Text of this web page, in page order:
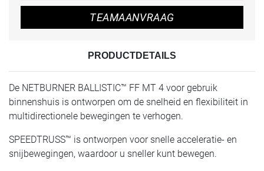
TEAMAANVRAAG
PRODUCTDETAILS
De NETBURNER BALLISTIC™ FF MT 4 voor gebruik
binnenshuis is ontworpen om de snelheid en flexibiliteit in
multidirectionele bewegingen te verhogen.
SPEEDTRUSS™ is ontworpen voor snelle acceleratie- en
snijbewegingen, waardoor u sneller kunt bewegen.